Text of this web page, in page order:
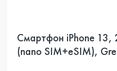
Смартфон iPhone 13,
(nano SIM+eSIM),